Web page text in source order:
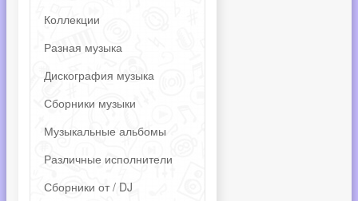
Коллекции
Разная музыка
Дискография музыка
Сборники музыки
Музыкальные альбомы
Различные исполнители
Сборники от / DJ